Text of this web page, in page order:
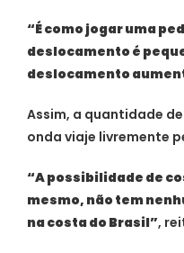
“É como jogar uma
deslocamento é
deslocamento
Assim, a quantidade
onda viaje livremente
“A possibilidade de
mesmo, não tem
na costa do Brasil”,